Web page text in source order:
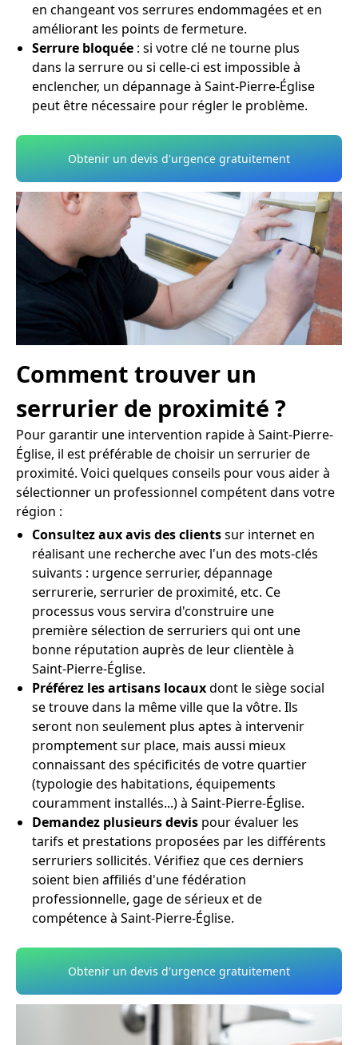
en changeant vos serrures endommagées et en
améliorant les points de fermeture.
Serrure bloquée : si votre clé ne tourne plus
dans la serrure ou si celle-ci est impossible à
enclencher, un dépannage à Saint-Pierre-Église
peut être nécessaire pour régler le problème.
Obtenir un devis d'urgence gratuitement
Comment trouver un
serrurier de proximité ?
Pour garantir une intervention rapide à Saint-Pierre-
Église, il est préférable de choisir un serrurier de
proximité. Voici quelques conseils pour vous aider à
sélectionner un professionnel compétent dans votre
région :
Consultez aux avis des clientssur internet en
réalisant une recherche avec l'un des mots-clés
suivants : urgence serrurier, dépannage
serrurerie, serrurier de proximité, etc. Ce
processus vous servira d'construire une
première sélection de serruriers qui ont une
bonne réputation auprès de leur clientèle à
Saint-Pierre-Église.
Préférez les artisans locauxdont le siège social
se trouve dans la même ville que la vôtre. Ils
seront non seulement plus aptes à intervenir
promptement sur place, mais aussi mieux
connaissant des spécificités de votre quartier
(typologie des habitations, équipements
couramment installés...) à Saint-Pierre-Église.
Demandez plusieurs devis pour évaluer les
tarifs et prestations proposées par les différents
serruriers sollicités. Vérifiez que ces derniers
soient bien affiliés d'une fédération
professionnelle, gage de sérieux et de
compétence à Saint-Pierre-Église.
Obtenir un devis d'urgence gratuitement